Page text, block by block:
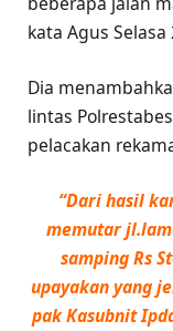
kata Agus
Dia
lintas
pelacakan
“Dari hasil
memutar
samping Rs
upayakan yang
pak Kasubnit